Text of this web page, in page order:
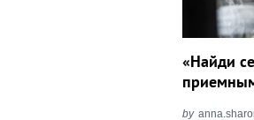
«Найди
by